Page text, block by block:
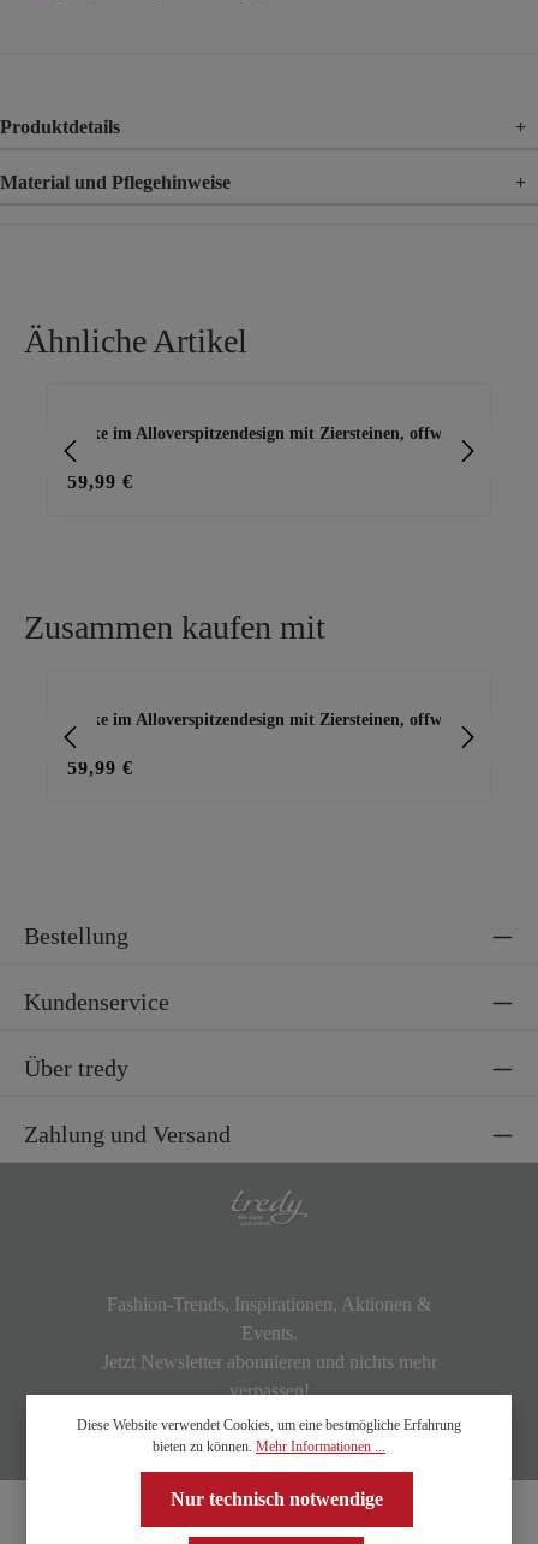
Produktdetails +
Material und Pflegehinweise +
Ähnliche Artikel
Jacke im Alloverspitzendesign mit Ziersteinen, offwhite
59,99 €
Zusammen kaufen mit
Jacke im Alloverspitzendesign mit Ziersteinen, offwhite
59,99 €
Bestellung
Kundenservice
Über tredy
Zahlung und Versand
Fashion-Trends, Inspirationen, Aktionen &
Events.
Jetzt Newsletter abonnieren und nichts mehr
verpassen!
Diese Website verwendet Cookies, um eine bestmögliche Erfahrung
bieten zu können. Mehr Informationen ...
Nur technisch notwendige